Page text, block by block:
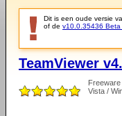
Dit is een oude versie
of de v10.0.35436 Beta
TeamViewer
Freeware
Vista /